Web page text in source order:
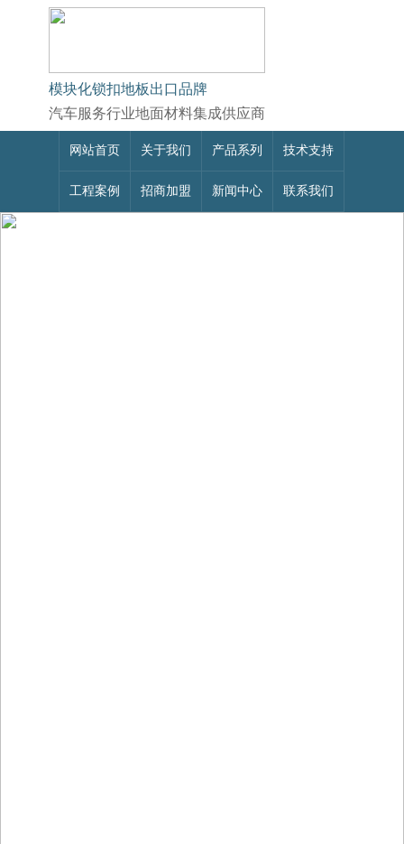
模块化锁扣地板出口品牌
汽车服务行业地面材料集成供应商
网站首页 关于我们 产品系列 技术支持
工程案例 招商加盟 新闻中心 联系我们